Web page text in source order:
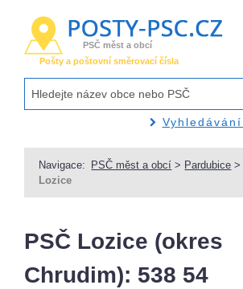
PSČ měst a obcí
Pošty a poštovní směrovací čísla
Navigace: PSČ měst a obcí > Pardubice
Lozice
PSČ Lozice (okres
Chrudim): 538 54